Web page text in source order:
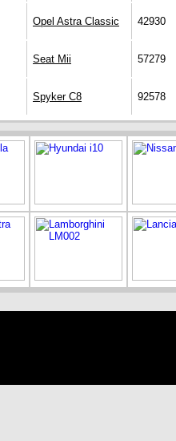
Opel Astra Classic 42930
Seat Mii 57279
Spyker C8 92578